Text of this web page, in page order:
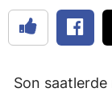
Son saatlerde